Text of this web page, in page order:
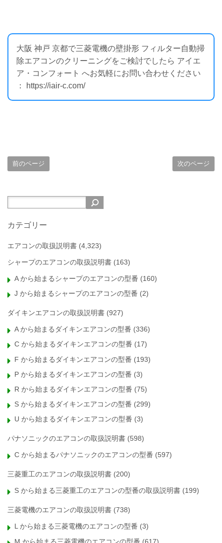
大阪 神戸 京都で三菱電機の壁掛形 フィルター自動掃
除エアコンのクリーニングをご検討でしたら アイエ
ア・コンフォート へお気軽にお問い合わせください
： https://iair-c.com/
前のページ 次のページ
カテゴリー
エアコンの取扱説明書 (4,323)
シャープのエアコンの取扱説明書 (163)
A から始まるシャープのエアコンの型番 (160)
J から始まるシャープのエアコンの型番 (2)
ダイキンエアコンの取扱説明書 (927)
A から始まるダイキンエアコンの型番 (336)
C から始まるダイキンエアコンの型番 (17)
F から始まるダイキンエアコンの型番 (193)
P から始まるダイキンエアコンの型番 (3)
R から始まるダイキンエアコンの型番 (75)
S から始まるダイキンエアコンの型番 (299)
U から始まるダイキンエアコンの型番 (3)
パナソニックのエアコンの取扱説明書 (598)
C から始まるパナソニックのエアコンの型番 (597)
三菱重工のエアコンの取扱説明書 (200)
S から始まる三菱重工のエアコンの型番の取扱説明書 (199)
三菱電機のエアコンの取扱説明書 (738)
L から始まる三菱電機のエアコンの型番 (3)
M から始まる三菱電機のエアコンの型番 (617)